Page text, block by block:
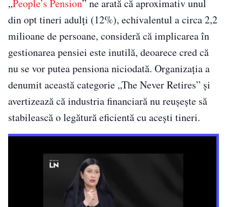
„People’s Pension” ne arată că aproximativ unul
din opt tineri adulți (12%), echivalentul a circa 2,2
milioane de persoane, consideră că implicarea în
gestionarea pensiei este inutilă, deoarece cred că
nu se vor putea pensiona niciodată. Organizația a
denumit această categorie „The Never Retires” și
avertizează că industria financiară nu reușește să
stabilească o legătură eficientă cu acești tineri.